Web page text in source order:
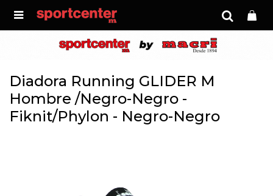

Diadora Running GLIDER M
Hombre /Negro-Negro -
Fiknit/Phylon - Negro-Negro